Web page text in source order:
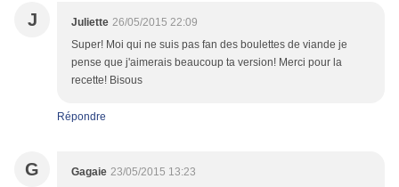
J Juliette 26/05/2015 22:09
Super! Moi qui ne suis pas fan des boulettes de viande je
pense que j'aimerais beaucoup ta version! Merci pour la
recette! Bisous
Répondre
G Gagaie 23/05/2015 13:23